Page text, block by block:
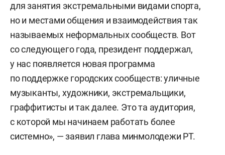
для занятия экстремальными видами спорта,
но и местами общения и взаимодействия так
называемых неформальных сообществ. Вот
со следующего года, президент поддержал,
у нас появляется новая программа
по поддержке городских сообществ: уличные
музыканты, художники, экстремальщики,
граффитисты и так далее. Это та аудитория,
с которой мы начинаем работать более
системно», — заявил глава минмолодежи РТ.